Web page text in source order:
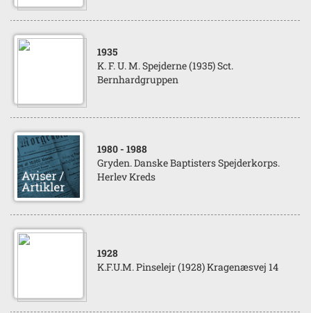
1935
K. F. U. M. Spejderne (1935) Sct.
Bernhardgruppen
1980 - 1988
Gryden. Danske Baptisters Spejderkorps.
Herlev Kreds
1928
K.F.U.M. Pinselejr (1928) Kragenæsvej 14